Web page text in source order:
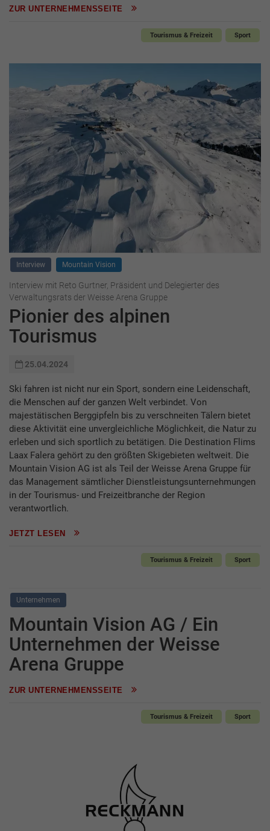
ZUR UNTERNEHMENSSEITE
Tourismus & Freizeit Sport
Interview Mountain Vision
Interview mit Reto Gurtner, Präsident und Delegierter des
Verwaltungsrats der Weisse Arena Gruppe
Pionier des alpinen
Tourismus
25.04.2024
Ski fahren ist nicht nur ein Sport, sondern eine Leidenschaft,
die Menschen auf der ganzen Welt verbindet. Von
majestätischen Berggipfeln bis zu verschneiten Tälern bietet
diese Aktivität eine unvergleichliche Möglichkeit, die Natur zu
erleben und sich sportlich zu betätigen. Die Destination Flims
Laax Falera gehört zu den größten Skigebieten weltweit. Die
Mountain Vision AG ist als Teil der Weisse Arena Gruppe für
das Management sämtlicher Dienstleistungsunternehmungen
in der Tourismus- und Freizeitbranche der Region
verantwortlich.
JETZT LESEN
Tourismus & Freizeit Sport
Unternehmen
Mountain Vision AG / Ein
Unternehmen der Weisse
Arena Gruppe
ZUR UNTERNEHMENSSEITE
Tourismus & Freizeit Sport